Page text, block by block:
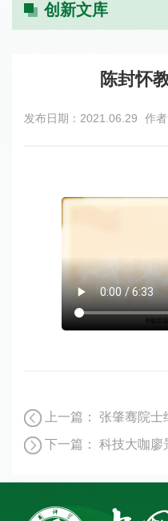
创新文库
陈封怀
发布日期：2021.06.29 作者
上一篇：
张肇骞院士
下一篇：
科技大咖廖